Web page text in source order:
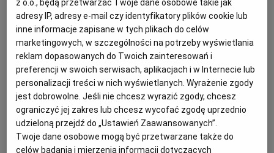
DOMOWE PRZETWORY
SOST, DIPY I INNE DODATKI
KUCHNIA MEKSYKAŃSKA
KUCHNIA INDYJSKA
KUCHNIA HISZPAŃSKA
KUCHNIA NIEMIECKA
GLIWICE
GORZÓW WIELKOPOLSKI
KALISZ
KATOWICE
WYBORCZA TV I VOD
TYLKO ZDROWIE
KSIĄŻKI. MAGAZYN DO CZYTANIA
NASZA EUROPA
BIQDATA
JUTRONAUCI
ARCHIWUM
INNE SERWISY
z o.o., będą przetwarzać Twoje dane osobowe takie jak
adresy IP, adresy e-mail czy identyfikatory plików cookie lub
inne informacje zapisane w tych plikach do celów
marketingowych, w szczególności na potrzeby wyświetlania
reklam dopasowanych do Twoich zainteresowań i
preferencji w swoich serwisach, aplikacjach i w Internecie lub
personalizacji treści w nich wyświetlanych. Wyrażenie zgody
jest dobrowolne. Jeśli nie chcesz wyrazić zgody, chcesz
ograniczyć jej zakres lub chcesz wycofać zgodę uprzednio
udzieloną przejdź do „Ustawień Zaawansowanych”.
Twoje dane osobowe mogą być przetwarzane także do
celów badania i mierzenia informacji dotyczących